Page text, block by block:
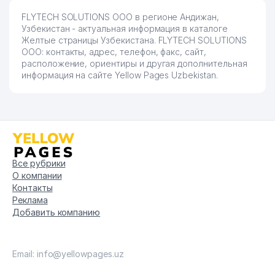
FLYTECH SOLUTIONS ООО в регионе Андижан,
Узбекистан - актуальная информация в каталоге
Желтые страницы Узбекистана. FLYTECH SOLUTIONS
ООО: контакты, адрес, телефон, факс, сайт,
расположение, ориентиры и другая дополнительная
информация на сайте Yellow Pages Uzbekistan.
Все рубрики
О компании
Контакты
Реклама
Добавить компанию
Email: info@yellowpages.uz